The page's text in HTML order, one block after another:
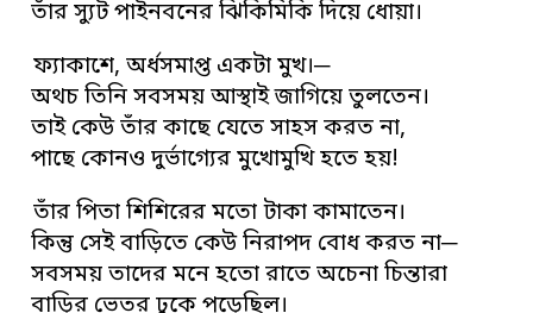
তাঁর স্যুট পাইনবনের ঝিকিমিকি দিয়ে ধোয়া।
ফ্যাকাশে, অর্ধসমাপ্ত একটা মুখ।─
অথচ তিনি সবসময় আস্থাই জাগিয়ে তুলতেন।
তাই কেউ তাঁর কাছে যেতে সাহস করত না,
পাছে কোনও দুর্ভাগ্যের মুখোমুখি হতে হয়!
তাঁর পিতা শিশিরের মতো টাকা কামাতেন।
কিন্তু সেই বাড়িতে কেউ নিরাপদ বোধ করত না─
সবসময় তাদের মনে হতো রাতে অচেনা চিন্তারা
বাড়ির ভেতর ঢুকে পড়েছিল।